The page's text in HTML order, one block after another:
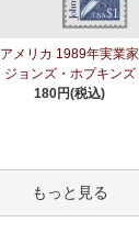
アメリカ 1989年実業家
ジョンズ・ホプキンズ
180円(税込)
もっと見る